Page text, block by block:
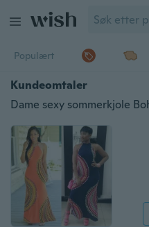
Populært
Kundeomtaler